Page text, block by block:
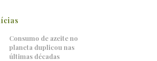
Consumo de azeite no
planeta duplicou nas
últimas décadas